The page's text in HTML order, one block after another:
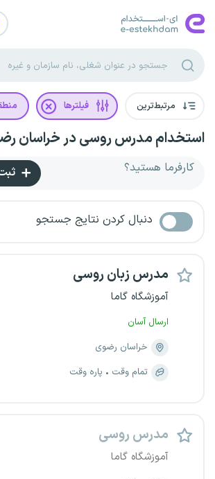
مرتبط‌ترین فیلترها
استخدام مدرس روسی در خراسان
کارفرما هستید؟
دنبال کردن نتایج جستجو
مدرس زبان روسی
آموزشگاه گاما
ارسال آسان
خراسان رضوی
تمام وقت
پاره وقت
مدرس روسی
آموزشگاه گاما